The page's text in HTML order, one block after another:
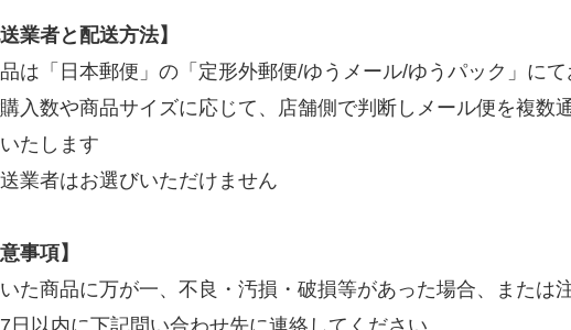
業者と配送方法】
は「日本郵便」の「定形外郵便/ゆうメール/ゆうパック」に
入数や商品サイズに応じて、店舗側で判断しメール便を複数
たします
業者はお選びいただけません
事項】
た商品に万が一、不良・汚損・破損等があった場合、または
日以内に下記問い合わせ先に連絡してください